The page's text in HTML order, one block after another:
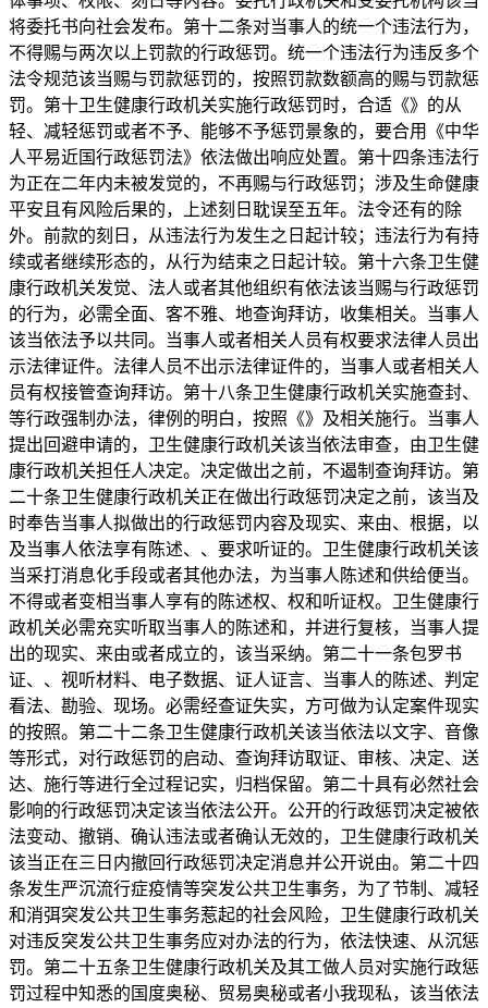
将委托书向社会发布。第十二条对当事人的统一个违法行为，
不得赐与两次以上罚款的行政惩罚。统一个违法行为违反多个
法令规范该当赐与罚款惩罚的，按照罚款数额高的赐与罚款惩
罚。第十卫生健康行政机关实施行政惩罚时，合适《》的从
轻、减轻惩罚或者不予、能够不予惩罚景象的，要合用《中华
人平易近国行政惩罚法》依法做出响应处置。第十四条违法行
为正在二年内未被发觉的，不再赐与行政惩罚；涉及生命健康
平安且有风险后果的，上述刻日耽误至五年。法令还有的除
外。前款的刻日，从违法行为发生之日起计较；违法行为有持
续或者继续形态的，从行为结束之日起计较。第十六条卫生健
康行政机关发觉、法人或者其他组织有依法该当赐与行政惩罚
的行为，必需全面、客不雅、地查询拜访，收集相关。当事人
该当依法予以共同。当事人或者相关人员有权要求法律人员出
示法律证件。法律人员不出示法律证件的，当事人或者相关人
员有权接管查询拜访。第十八条卫生健康行政机关实施查封、
等行政强制办法，律例的明白，按照《》及相关施行。当事人
提出回避申请的，卫生健康行政机关该当依法审查，由卫生健
康行政机关担任人决定。决定做出之前，不遏制查询拜访。第
二十条卫生健康行政机关正在做出行政惩罚决定之前，该当及
时奉告当事人拟做出的行政惩罚内容及现实、来由、根据，以
及当事人依法享有陈述、、要求听证的。卫生健康行政机关该
当采打消息化手段或者其他办法，为当事人陈述和供给便当。
不得或者变相当事人享有的陈述权、权和听证权。卫生健康行
政机关必需充实听取当事人的陈述和，并进行复核，当事人提
出的现实、来由或者成立的，该当采纳。第二十一条包罗书
证、、视听材料、电子数据、证人证言、当事人的陈述、判定
看法、勘验、现场。必需经查证失实，方可做为认定案件现实
的按照。第二十二条卫生健康行政机关该当依法以文字、音像
等形式，对行政惩罚的启动、查询拜访取证、审核、决定、送
达、施行等进行全过程记实，归档保留。第二十具有必然社会
影响的行政惩罚决定该当依法公开。公开的行政惩罚决定被依
法变动、撤销、确认违法或者确认无效的，卫生健康行政机关
该当正在三日内撤回行政惩罚决定消息并公开说由。第二十四
条发生严沉流行症疫情等突发公共卫生事务，为了节制、减轻
和消弭突发公共卫生事务惹起的社会风险，卫生健康行政机关
对违反突发公共卫生事务应对办法的行为，依法快速、从沉惩
罚。第二十五条卫生健康行政机关及其工做人员对实施行政惩
罚过程中知悉的国度奥秘、贸易奥秘或者小我现私，该当依法